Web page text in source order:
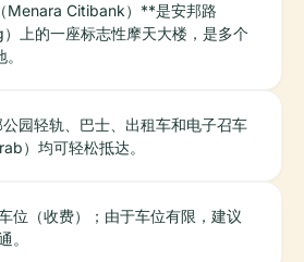
Menara Citibank）**是安邦路
）上的一座标志性摩天大楼，是多个
园轻轨、巴士、出租车和电子召车
）均可轻松抵达。
位（收费）；由于车位有限，建议
。